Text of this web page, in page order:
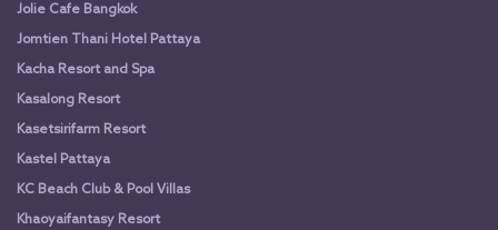
Jolie Cafe Bangkok
Jomtien Thani Hotel Pattaya
Kacha Resort and Spa
Kasalong Resort
Kasetsirifarm Resort
Kastel Pattaya
KC Beach Club & Pool Villas
Khaoyaifantasy Resort